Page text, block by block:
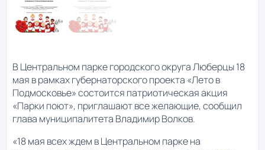
В Центральном парке городского округа Люберцы 18
мая в рамках губернаторского проекта «Лето в
Подмосковье» состоится патриотическая акция
«Парки поют», приглашают все желающие, сообщил
глава муниципалитета Владимир Волков.
«18 мая всех ждем в Центральном парке на